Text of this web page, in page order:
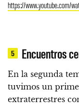
https://www.youtube.com/
5 Encuentros
En la segunda
tuvimos un
extraterrestres